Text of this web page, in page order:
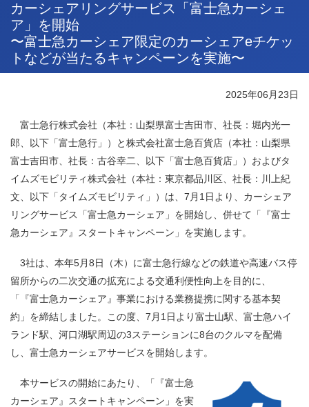
カーシェアリングサービス「富士急カーシェ
ア」を開始
〜富士急カーシェア限定のカーシェアeチケッ
トなどが当たるキャンペーンを実施〜
2025年06月23日
富士急行株式会社（本社：山梨県富士吉田市、社長：堀内光一
郎、以下「富士急行」）と株式会社富士急百貨店（本社：山梨県
富士吉田市、社長：古谷幸二、以下「富士急百貨店」）およびタ
イムズモビリティ株式会社（本社：東京都品川区、社長：川上紀
文、以下「タイムズモビリティ」）は、 7 月 1 日より、カーシェア
リングサービス「富士急カーシェア」を開始し、併せて「『富士
急カーシェア』スタートキャンペーン」を実施します。
3社は、本年5月8日（木）に富士急行線などの鉄道や高速バス停
留所からの二次交通の拡充による交通利便性向上を目的に、
「『富士急カーシェア』事業における業務提携に関する基本契
約」を締結しました。この度、7月 1 日より富士山駅、富士急ハイ
ランド駅、河口湖駅周辺の3ステーションに8台のクルマを配備
し、富士急カーシェアサービスを開始します。
本サービスの開始にあたり、「『富士急
カーシェア』スタートキャンペーン」を実